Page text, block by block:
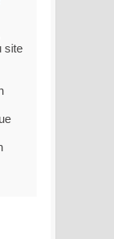
site